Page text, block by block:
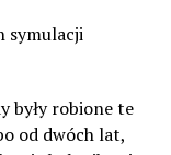
symulacji
były robione te
od dwóch lat,